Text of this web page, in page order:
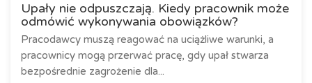
Upały nie odpuszczają. Kiedy pracownik może
odmówić wykonywania obowiązków?
Pracodawcy muszą reagować na uciążliwe warunki, a
pracownicy mogą przerwać pracę, gdy upał stwarza
bezpośrednie zagrożenie dla...